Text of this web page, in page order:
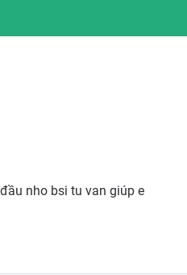
nho bsi tu van giúp e